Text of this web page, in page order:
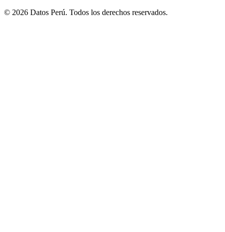
© 2026 Datos Perú. Todos los derechos reservados.